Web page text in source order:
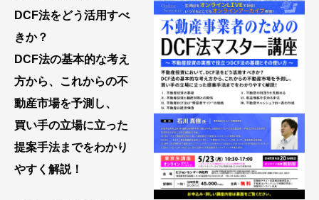
DCF法をどう活用すべ
きか？
DCF法の基本的な考え
方から、これからの不
動産市場を予測し、
買い手の立場に立った
提案手法までをわかり
やすく解説！